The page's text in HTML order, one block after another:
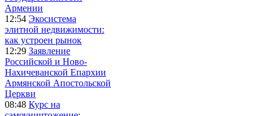
Армении
12:54 Экосистема
элитной недвижимости:
как устроен рынок
12:29 Заявление
Российской и Ново-
Нахичеванской Епархии
Армянской Апостольской
Церкви
08:48 Курс на